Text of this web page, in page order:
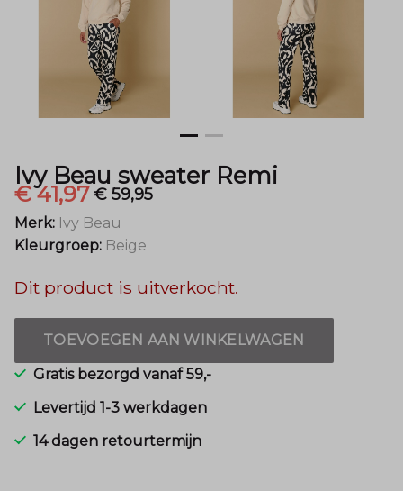
Ivy Beau sweater Remi
€ 41,97€ 59,95
Merk: Ivy Beau
Kleurgroep: Beige
Dit product is uitverkocht.
TOEVOEGEN AAN WINKELWAGEN
Gratis bezorgd vanaf 59,-
Levertijd 1-3 werkdagen
14 dagen retourtermijn